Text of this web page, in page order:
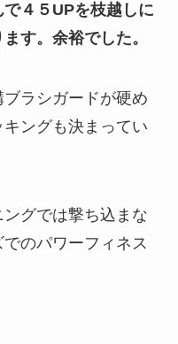
４５UPを枝越しに
す。余裕でした。
ラシガードが硬め
ングも決まってい
グでは撃ち込まな
のパワーフィネス